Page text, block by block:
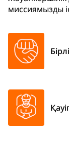
миссиямызды